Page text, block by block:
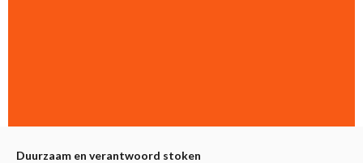
Duurzaam en verantwoord stoken